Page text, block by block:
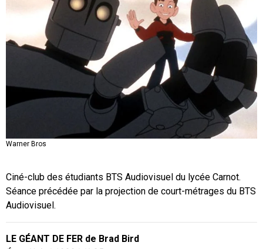
Warner Bros
Ciné-club des étudiants BTS Audiovisuel du lycée Carnot.
Séance précédée par la projection de court-métrages du BTS
Audiovisuel.
LE GÉANT DE FER de Brad Bird